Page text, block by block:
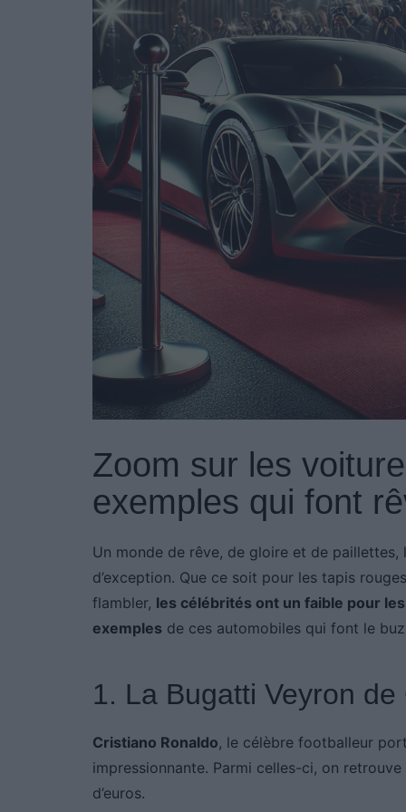
Zoom sur les
exemples qui font
Un monde de rêve, de gloire et de
d’exception. Que ce soit pour les tapis
flambler, les célébrités ont un faible pour
exemples de ces automobiles qui font le
1. La Bugatti Veyron
Cristiano Ronaldo, le célèbre footballeur
impressionnante. Parmi celles-ci, on retrouve
d’euros.